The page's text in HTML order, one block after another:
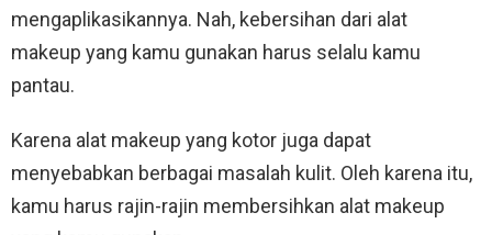
mengaplikasikannya. Nah, kebersihan dari alat
makeup yang kamu gunakan harus selalu kamu
pantau.
Karena alat makeup yang kotor juga dapat
menyebabkan berbagai masalah kulit. Oleh karena itu,
kamu harus rajin-rajin membersihkan alat makeup